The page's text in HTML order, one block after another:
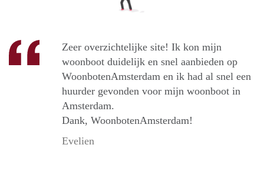
Zeer overzichtelijke site! Ik kon mijn
woonboot duidelijk en snel aanbieden op
WoonbotenAmsterdam en ik had al snel een
huurder gevonden voor mijn woonboot in
Amsterdam.
Dank, WoonbotenAmsterdam!
Evelien